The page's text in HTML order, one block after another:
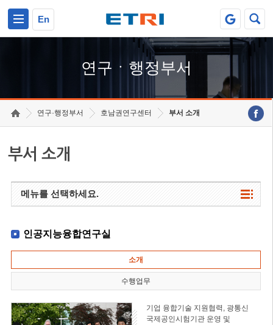
En
연구ㆍ행정부서
연구·행정부서 호남권연구센터 부서 소개
부서 소개
메뉴를 선택하세요.
인공지능융합연구실
소개
수행업무
기업 융합기술 지원협력, 광통신
국제공인시험기관 운영 및